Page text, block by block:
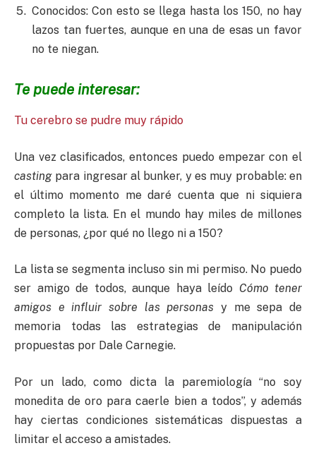
Conocidos: Con esto se llega hasta los 150, no hay
lazos tan fuertes, aunque en una de esas un favor
no te niegan.
Te puede interesar:
Tu cerebro se pudre muy rápido
Una vez clasificados, entonces puedo empezar con el
casting para ingresar al bunker, y es muy probable: en
el último momento me daré cuenta que ni siquiera
completo la lista. En el mundo hay miles de millones
de personas, ¿por qué no llego ni a 150?
La lista se segmenta incluso sin mi permiso. No puedo
ser amigo de todos, aunque haya leído Cómo tener
amigos e influir sobre las personas y me sepa de
memoria todas las estrategias de manipulación
propuestas por Dale Carnegie.
Por un lado, como dicta la paremiología “no soy
monedita de oro para caerle bien a todos”, y además
hay ciertas condiciones sistemáticas dispuestas a
limitar el acceso a amistades.